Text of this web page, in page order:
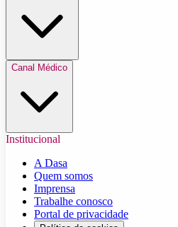
Canal Médico
Institucional
A Dasa
Quem somos
Imprensa
Trabalhe conosco
Portal de privacidade